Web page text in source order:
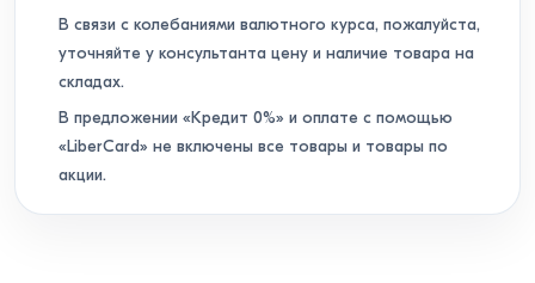
В связи с колебаниями валютного курса, пожалуйста,
уточняйте у консультанта цену и наличие товара на
складах.
В предложении «Кредит 0%» и оплате с помощью
«LiberCard» не включены все товары и товары по
акции.